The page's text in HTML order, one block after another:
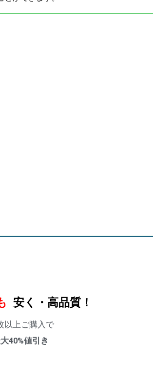
安く・高品質！
以上ご購入で
40%値引き